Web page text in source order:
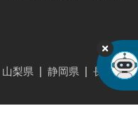
山梨県 静岡県 長野県 |